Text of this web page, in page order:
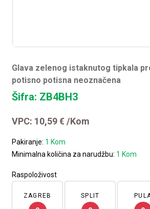
Glava zelenog istaknutog tipkala
potisno potisna neoznačena
Šifra: ZB4BH3
VPC: 10,59€ /Kom
Pakiranje: 1 Kom
Minimalna količina za narudžbu: 1 Kom
Raspoloživost
ZAGREB SPLIT